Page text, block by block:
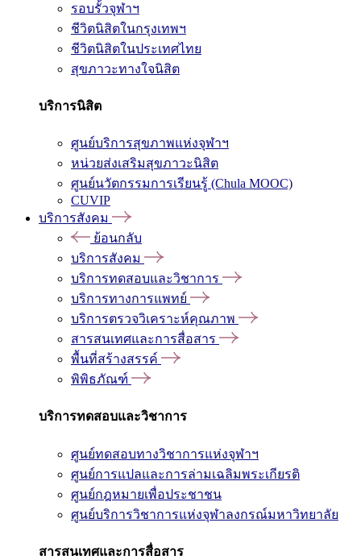
รอบรั้วจุฬาฯ
ชีวิตนิสิตในกรุงเทพฯ
ชีวิตนิสิตในประเทศไทย
สุขภาวะทางใจนิสิต
บริการนิสิต
ศูนย์บริการสุขภาพแห่งจุฬาฯ
หน่วยส่งเสริมสุขภาวะนิสิต
ศูนย์นวัตกรรมการเรียนรู้ (Chula MOOC)
CUVIP
บริการสังคม
ย้อนกลับ
บริการสังคม
บริการทดสอบและวิชาการ
บริการทางการแพทย์
บริการตรวจวิเคราะห์คุณภาพ
สารสนเทศและการสื่อสาร
พื้นที่สร้างสรรค์
พิพิธภัณฑ์
บริการทดสอบและวิชาการ
ศูนย์ทดสอบทางวิชาการแห่งจุฬาฯ
ศูนย์การแปลและการล่ามเฉลิมพระเกียรติ
ศูนย์กฎหมายเพื่อประชาชน
ศูนย์บริการวิชาการแห่งจุฬาลงกรณ์มหาวิทยาลัย
สารสนเทศและการสื่อสาร